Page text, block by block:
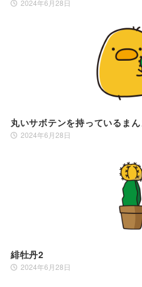
2024年6月28日
丸いサボテンを持っているま
2024年6月28日
緋牡丹2
2024年6月28日